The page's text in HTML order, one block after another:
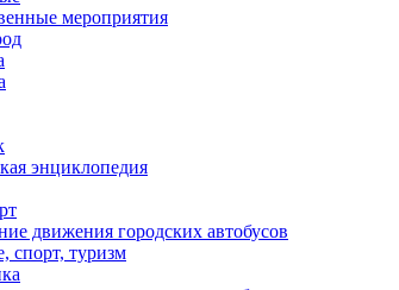
мероприятия
энциклопедия
движения городских автобусов
спорт, туризм